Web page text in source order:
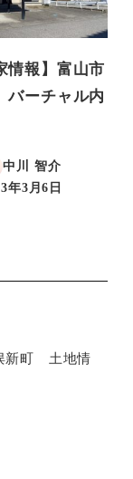
情報】富山市
ーチャル内
中川 智介
日
年3月6日
新町 土地情